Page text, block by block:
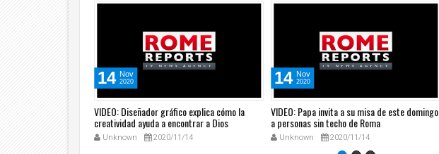
14 Nov
2020
VIDEO: Diseñador gráfico explica cómo la
creatividad ayuda a encontrar a Dios
Unknown 2020/11/14
14 Nov
2020
VIDEO: Papa invita a su misa de este domingo
a personas sin techo de Roma
Unknown 2020/11/14